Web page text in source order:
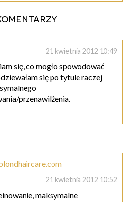
21 kwietnia 2012 10:49
się, co mogło spowodować
się po tytule raczej
przenawilżenia.
21 kwietnia 2012 10:52
maksymalne